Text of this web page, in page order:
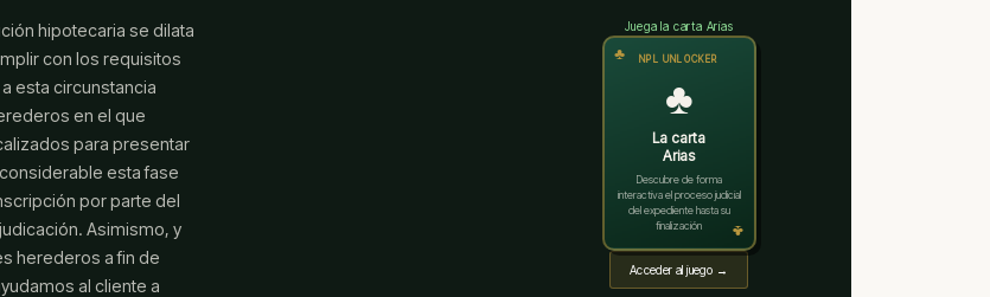
hipotecaria se dilata
con los requisitos
esta circunstancia
en el que
para presentar
esta fase
por parte del
Asimismo, y
herederos a fin de
al cliente a
Juega la carta Arias
♣
♣
NPL UNLOCKER
♣
La carta
Arias
Descubre de forma
interactiva el proceso judicial
del expediente hasta su
finalización
Acceder al juego →